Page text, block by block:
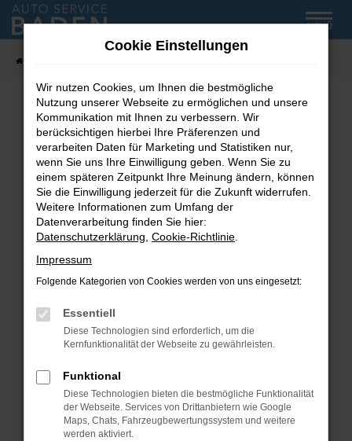
Zum
Hauptinhalt
MENÜ
Fehler: Network Error
Beim Laden ist ein Fehler aufgetreten.
Hier sind ein paar Tipps, die dir helfen können:
Überprüfe deine Firewall und deine
Internetverbindung.
Laden andere Webseiten, zum Beispiel deine
Suchmaschine?
Prüfe deine Browsererweiterungen.
können das Laden bestimmter Seiten
verhindern. Funktioniert die Seite in einem
Fenster?
Starte dein Gerät neu.
Das kann manchmal helfen, vorübergehende
Probleme zu beheben.
Cookie Einstellungen
Wir nutzen Cookies, um Ihnen die bestmögliche
Nutzung unserer Webseite zu ermöglichen und unsere
Kommunikation mit Ihnen zu verbessern. Wir
berücksichtigen hierbei Ihre Präferenzen und
verarbeiten Daten für Marketing und Statistiken nur,
wenn Sie uns Ihre Einwilligung geben. Wenn Sie zu
einem späteren Zeitpunkt Ihre Meinung ändern, können
Sie die Einwilligung jederzeit für die Zukunft widerrufen.
Weitere Informationen zum Umfang der
Datenverarbeitung finden Sie hier:
Datenschutzerklärung Cookie-Richtlinie
Impressum
Folgende Kategorien von Cookies werden von uns eingesetzt:
Essentiell
Diese Technologien sind erforderlich, um die
Kernfunktionalität der Webseite zu gewährleisten.
Funktional
Diese Technologien bieten die bestmögliche Funktionalität
der Webseite. Services von Drittanbietern wie Google
Maps, Chats, Fahrzeugbewertungssystem und weitere
werden aktiviert.